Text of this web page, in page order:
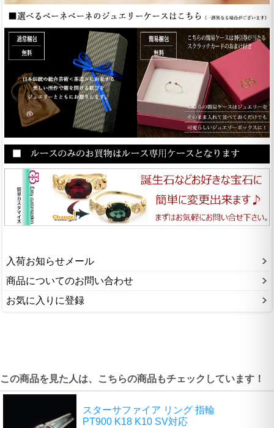
入荷お知らせメール
商品についてのお問い合わせ
お気に入りに登録
この商品を見た人は、こちらの商品もチェックしています！
スターサファイア リング 指輪
PT900 K18 K10 SV対応